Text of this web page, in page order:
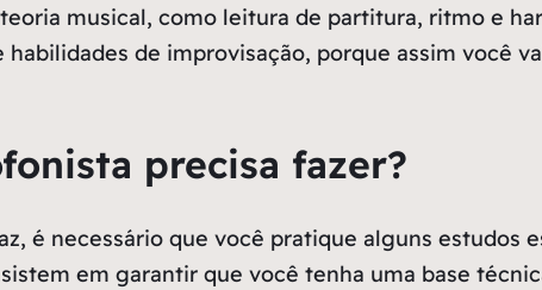
musical, como leitura de partitura, ritmo e
de improvisação, porque assim você
precisa fazer?
é necessário que você pratique alguns estudos
em garantir que você tenha uma base